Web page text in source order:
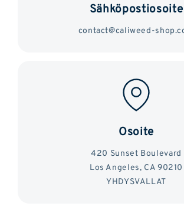
Sähköpostiosoite
contact@caliweed-
Osoite
420 Sunset Boulevard
Los Angeles, CA 90210
YHDYSVALLAT